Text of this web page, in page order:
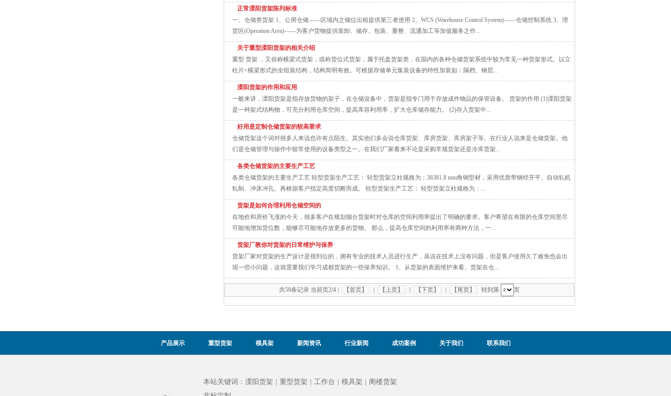
正常溧阳货架陈列标准
一、仓储类货架 1、公用仓储——区域内之储位出租提供第三者使用 2、WCS (Warehouse Control System)——仓储控制系统 3、理
货区(Operation Area)——为客户货物提供装卸、储存、包装、重整、流通加工等加值服务之作...
关于重型溧阳货架的相关介绍
重型 货架 ，又俗称横梁式货架，或称货位式货架，属于托盘货架类，在国内的各种仓储货架系统中较为常见一种货架形式。以立
柱片+横梁形式的全组装结构，结构简明有效。可根据存储单元集装设备的特性加装如：隔档、钢层...
溧阳货架的作用和应用
一般来讲，溧阳货架是指存放货物的架子，在仓储设备中，货架是指专门用于存放成件物品的保管设备。 货架的作用 (1)溧阳货架
是一种架式结构物，可充分利用仓库空间，提高库容利用率，扩大仓库储存能力。 (2)存入货架中...
好用是定制仓储货架的较高要求
仓储货架这个词对很多人来说也许有点陌生。其实他们多会说仓库货架、库房货架、库房架子等。在行业人说来是仓储货架。他
们是仓储管理与操作中较常使用的设备类型之一。在我们厂家看来不论是采购常规货架还是冷库货架...
各类仓储货架的主要生产工艺
各类仓储货架的主要生产工艺 轻型货架生产工艺： 轻型货架立柱规格为：38381.8 mm角钢型材，采用优质带钢经开平、自动轧机
轧制、冲床冲孔、再根据客户指定高度切断而成。 轻型货架生产工艺： 轻型货架立柱规格为：...
货架是如何合理利用仓储空间的
在地价和房价飞涨的今天，很多客户在规划烟台货架时对仓库的空间利用率提出了明确的要求。客户希望在有限的仓库空间里尽
可能地增加货位数，能够尽可能地存放更多的货物。 那么，提高仓库空间的利用率有两种方法，一...
货架厂教你对货架的日常维护与保养
货架厂家对货架的生产设计是很到位的，拥有专业的技术人员进行生产，虽说在技术上没有问题，但是客户使用久了难免也会出
现一些小问题，这就需要我们学习成都货架的一些保养知识。 1、从货架的表面维护来看。货架在仓...
共59条记录 当前页2/4 | 【首页】 【上页】 【下页】 【尾页】 转到第 页
产品展示 重型货架 模具架 新闻资讯 行业新闻 成功案例 关于我们 联系我们
本站关键词： 溧阳货架 重型货架 工作台 模具架
阁楼货架